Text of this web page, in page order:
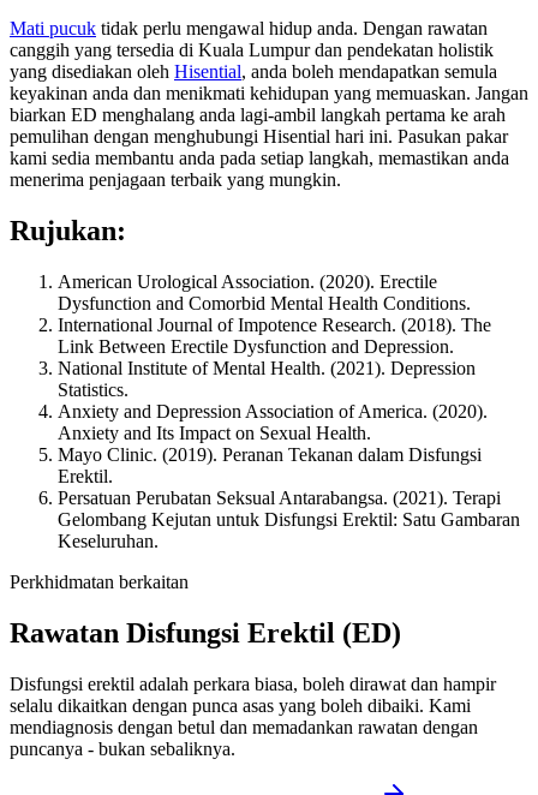
Mati pucuk tidak perlu mengawal hidup anda. Dengan rawatan
canggih yang tersedia di Kuala Lumpur dan pendekatan holistik
yang disediakan oleh Hisential, anda boleh mendapatkan semula
keyakinan anda dan menikmati kehidupan yang memuaskan. Jangan
biarkan ED menghalang anda lagi-ambil langkah pertama ke arah
pemulihan dengan menghubungi Hisential hari ini. Pasukan pakar
kami sedia membantu anda pada setiap langkah, memastikan anda
menerima penjagaan terbaik yang mungkin.
Rujukan:
American Urological Association. (2020). Erectile
Dysfunction and Comorbid Mental Health Conditions.
International Journal of Impotence Research. (2018). The
Link Between Erectile Dysfunction and Depression.
National Institute of Mental Health. (2021). Depression
Statistics.
Anxiety and Depression Association of America. (2020).
Anxiety and Its Impact on Sexual Health.
Mayo Clinic. (2019). Peranan Tekanan dalam Disfungsi
Erektil.
Persatuan Perubatan Seksual Antarabangsa. (2021). Terapi
Gelombang Kejutan untuk Disfungsi Erektil: Satu Gambaran
Keseluruhan.
Perkhidmatan berkaitan
Rawatan Disfungsi Erektil (ED)
Disfungsi erektil adalah perkara biasa, boleh dirawat dan hampir
selalu dikaitkan dengan punca asas yang boleh dibaiki. Kami
mendiagnosis dengan betul dan memadankan rawatan dengan
puncanya - bukan sebaliknya.